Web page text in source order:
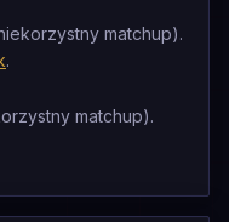
matchup).
.
matchup).